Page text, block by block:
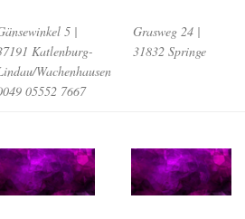
5 |
Katlenburg-
Wachenhausen
05552 7667
Grasweg 24 |
31832 Springe